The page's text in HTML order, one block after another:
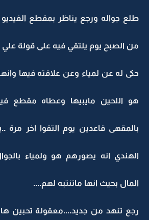
طلع جواله ورجع يناظر بمقطع الفيديو
من الصبح يوم يلتقي فيه على قولة
حكى له عن لمياء وعن علاقته فيها
هو اللحين مايبيها وعطاه مقطع
بالمقهى قاعدين يوم التقوا اخر
الهندي انه يصورهم هو ولمياء
المال بحيث انها ماتنتبه لهم....
رجع تنهد من جديد....معقولة تحبين ها